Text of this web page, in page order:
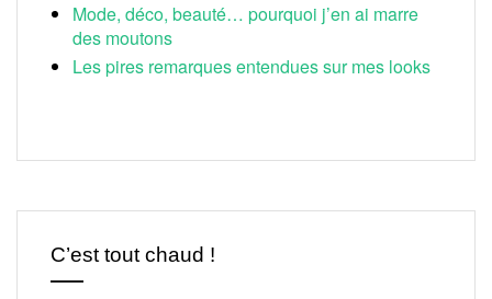
Mode, déco, beauté… pourquoi j’en ai marre
des moutons
Les pires remarques entendues sur mes looks
C’est tout chaud !